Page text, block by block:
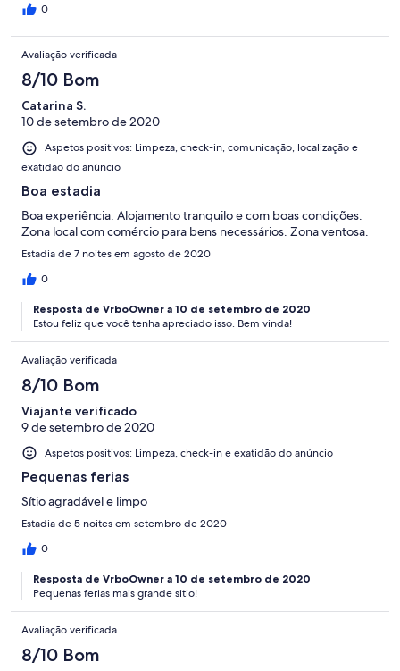
0
Avaliação verificada
8/10 Bom
Catarina S.
10 de setembro de 2020
Aspetos positivos: Limpeza, check-in, comunicação, localização e
exatidão do anúncio
Boa estadia
Boa experiência. Alojamento tranquilo e com boas condições.
Zona local com comércio para bens necessários. Zona ventosa.
Estadia de 7 noites em agosto de 2020
0
Resposta de VrboOwner a 10 de setembro de 2020
Estou feliz que você tenha apreciado isso. Bem vinda!
Avaliação verificada
8/10 Bom
Viajante verificado
9 de setembro de 2020
Aspetos positivos: Limpeza, check-in e exatidão do anúncio
Pequenas ferias
Sítio agradável e limpo
Estadia de 5 noites em setembro de 2020
0
Resposta de VrboOwner a 10 de setembro de 2020
Pequenas ferias mais grande sitio!
Avaliação verificada
8/10 Bom